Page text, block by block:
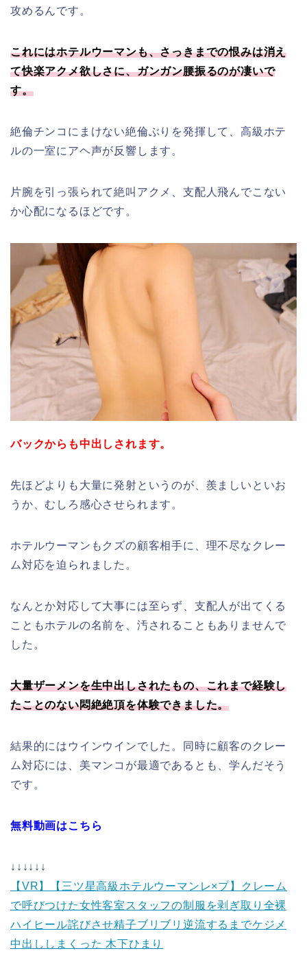
攻めるんです。
これにはホテルウーマンも、さっきまでの恨みは消え
て快楽アクメ欲しさに、ガンガン腰振るのが凄いで
す。
絶倫チンコにまけない絶倫ぶりを発揮して、高級ホテ
ルの一室にアヘ声が反響します。
片腕を引っ張られて絶叫アクメ、支配人飛んでこない
か心配になるほどです。
バックからも中出しされます。
先ほどよりも大量に発射というのが、羨ましいといお
うか、むしろ感心させられます。
ホテルウーマンもクズの顧客相手に、理不尽なクレー
ム対応を迫られました。
なんとか対応して大事には至らず、支配人が出てくる
こともホテルの名前を、汚されることもありませんで
した。
大量ザーメンを生中出しされたもの、これまで経験し
たことのない悶絶絶頂を体験できました。
結果的にはウインウインでした。同時に顧客のクレー
ム対応には、美マンコが最適であるとも、学んだそう
です。
無料動画はこちら
↓↓↓↓↓↓
【VR】【三ツ星高級ホテルウーマンレ×プ】クレーム
で呼びつけた女性客室スタッフの制服を剥ぎ取り全裸
ハイヒール詫びさせ精子ブリブリ逆流するまでケジメ
中出ししまくった 木下ひまり